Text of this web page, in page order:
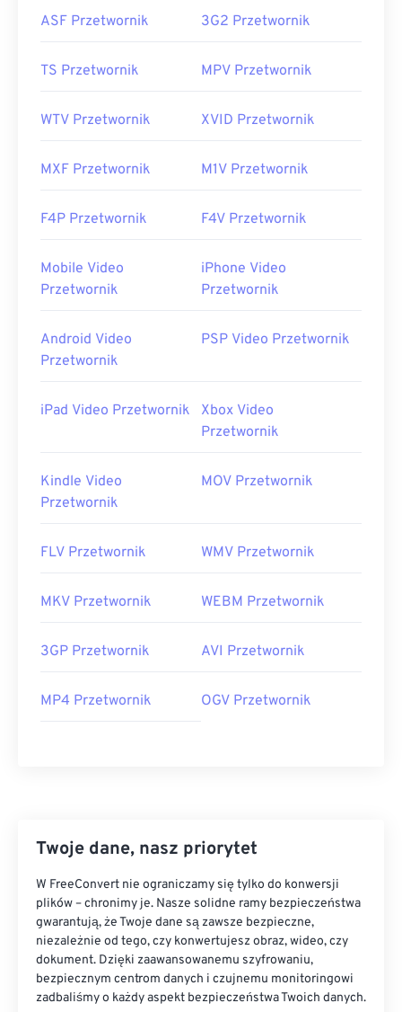
ASF Przetwornik 3G2 Przetwornik
TS Przetwornik MPV Przetwornik
WTV Przetwornik XVID Przetwornik
MXF Przetwornik M1V Przetwornik
F4P Przetwornik F4V Przetwornik
Mobile Video
Przetwornik
iPhone Video
Przetwornik
Android Video
Przetwornik
PSP Video Przetwornik
iPad Video Przetwornik
Xbox Video
Przetwornik
Kindle Video
Przetwornik
MOV Przetwornik
FLV Przetwornik WMV Przetwornik
MKV Przetwornik WEBM Przetwornik
3GP Przetwornik AVI Przetwornik
MP4 Przetwornik OGV Przetwornik
Twoje dane, nasz priorytet
W FreeConvert nie ograniczamy się tylko do konwersji
plików – chronimy je. Nasze solidne ramy bezpieczeństwa
gwarantują, że Twoje dane są zawsze bezpieczne,
niezależnie od tego, czy konwertujesz obraz, wideo, czy
dokument. Dzięki zaawansowanemu szyfrowaniu,
bezpiecznym centrom danych i czujnemu monitoringowi
zadbaliśmy o każdy aspekt bezpieczeństwa Twoich danych.